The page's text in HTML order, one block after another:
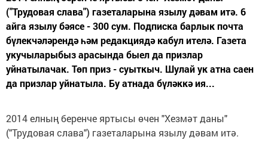
("Трудовая слава") газеталарына язылу дәвам итә. 6
айга язылу бәясе - 300 сум. Подписка барлык почта
бүлекчәләрендә һәм редакциядә кабул ителә. Газета
укучыларыбыз арасында быел да призлар
уйнатылачак. Төп приз - суыткыч. Шулай ук атна саен
да призлар уйнатыла. Бу атнада бүләккә ия...
2014 елның беренче яртысы өчен "Хезмәт даны"
("Трудовая слава") газеталарына язылу дәвам итә.